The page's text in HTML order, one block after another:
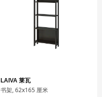
LAIVA 莱瓦
书架, 62x165 厘米